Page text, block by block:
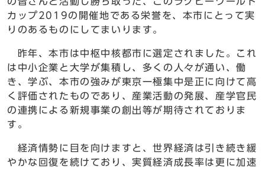
カップ2019の開催地である栄誉を、本市にとって実
りのあるものにしてまいります。
昨年、本市は中枢中核都市に選定されました。これ
は中小企業と大学が集積し、多くの人々が通い、働
き、学ぶ、本市の強みが東京一極集中是正に向けて高
く評価されたものであり、産業活動の発展、産学官民
の連携による新規事業の創出等が期待されておりま
す。
経済情勢に目を向けますと、世界経済は引き続き緩
やかな回復を続けており、実質経済成長率は更に加速